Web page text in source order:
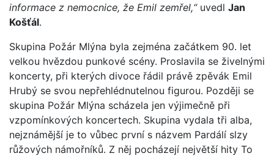
informace z nemocnice, že Emil zemřel,“uvedl Jan
Košťál.
Skupina Požár Mlýna byla zejména začátkem 90. let
velkou hvězdou punkové scény. Proslavila se živelnými
koncerty, při kterých divoce řádil právě zpěvák Emil
Hrubý se svou nepřehlédnutelnou figurou. Později se
skupina Požár Mlýna scházela jen výjimečně při
vzpomínkových koncertech. Skupina vydala tři alba,
nejznámější je to vůbec první s názvem Pardálí slzy
růžových námořníků. Z něj pocházejí největší hity To